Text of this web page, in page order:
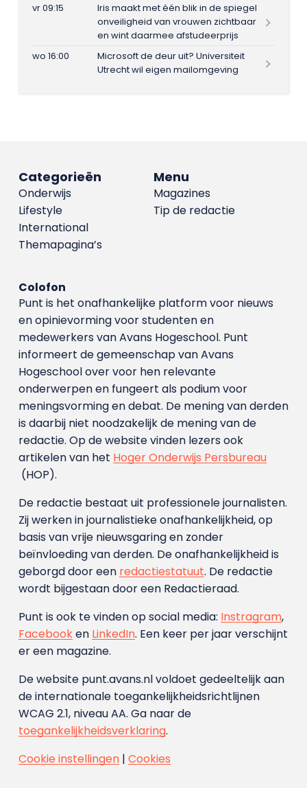
vr 09:15
Iris maakt met één blik in de spiegel
onveiligheid van vrouwen zichtbaar
en wint daarmee afstudeerprijs
wo 16:00
Microsoft de deur uit? Universiteit
Utrecht wil eigen mailomgeving
Menu
Magazines
Tip de redactie
Categorieën
Onderwijs
Lifestyle
International
Themapagina’s
Colofon
Punt is het onafhankelijke platform voor nieuws
en opinievorming voor studenten en
medewerkers van Avans Hoge­school. Punt
informeert de gemeenschap van Avans
Hogeschool over voor hen relevante
onderwerpen en fungeert als podium voor
meningsvorming en debat. De mening van derden
is daarbij niet noodzakelijk de mening van de
redactie. Op de website vinden lezers ook
artikelen van het Hoger Onderwijs Persbureau
(HOP).
De redactie bestaat uit professionele journalisten.
Zij werken in journalistieke onafhankelijkheid, op
basis van vrije nieuwsgaring en zonder
beïnvloeding van derden. De onafhankelijkheid is
geborgd door een redactiestatuut. De redactie
wordt bijgestaan door een Redactieraad.
Punt is ook te vinden op social media: Instragram,
Facebooken LinkedIn. Een keer per jaar verschijnt
er een magazine.
De website punt.avans.nl voldoet gedeeltelijk aan
de internationale toegankelijkheidsrichtlijnen
WCAG 2.1, niveau AA. Ga naar de
toegankelijkheidsverklaring.
Cookie instellingen| Cookies